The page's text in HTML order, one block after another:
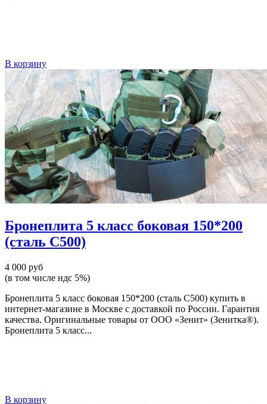
В корзину
Бронеплита 5 класс боковая 150*200
(сталь С500)
4 000 руб
(в том числе ндс 5%)
Бронеплита 5 класс боковая 150*200 (сталь С500) купить в
интернет-магазине в Москве с доставкой по России. Гарантия
качества. Оригинальные товары от ООО «Зенит» (Зенитка®).
Бронеплита 5 класс...
В корзину